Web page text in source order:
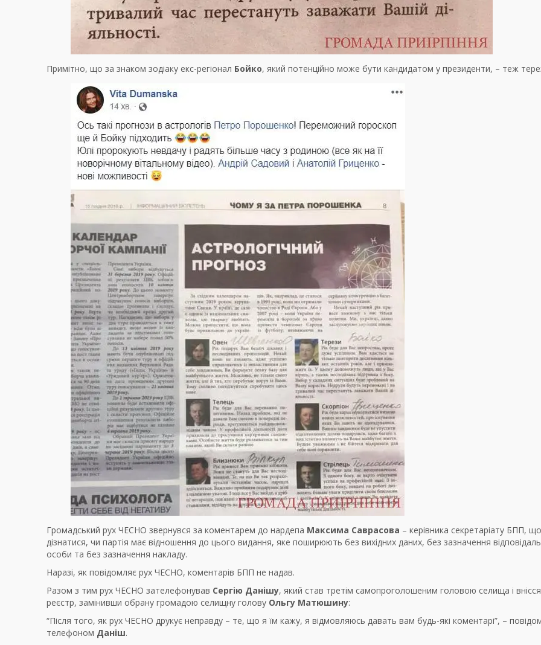
Примітно, що за знаком зодіаку екс-регіонал Бойко, який потенційно може бути кандидатом у президенти, – теж
Громадський рух ЧЕСНО звернувся за коментарем до нардепа Максима Саврасова – керівника секретаріату БПП,
дізнатися, чи партія має відношення до цього видання, яке поширюють без вихідних даних, без зазначення
особи та без зазначення накладу.
Наразі, як повідомляє рух ЧЕСНО, коментарів БПП не надав.
Разом з тим рух ЧЕСНО зателефонував Сергію Данішу, який став третім самопроголошеним головою селища і
реєстр, замінивши обрану громадою селищну голову Ольгу Матюшину:
“Після того, як рух ЧЕСНО друкує неправду – те, що я їм кажу, я відмовляюсь давать вам будь-які коментарі”, –
телефоном Даніш.